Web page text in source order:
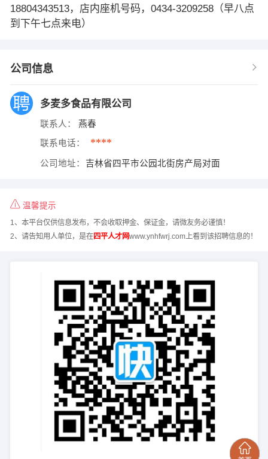
18804343513，店内座机号码，0434-3209258（早八点
到下午七点来电）
公司信息
多麦多食品有限公司
联系人： 燕春
联系电话： ****
公司地址： 吉林省四平市公园北街房产局对面
温馨提示
1、本平台仅供信息发布，不会收取押金、保证金，请微友务必谨慎！
2、请告知用人单位，是在四平人才网www.ynhfwrj.com上看到该招聘信息的！